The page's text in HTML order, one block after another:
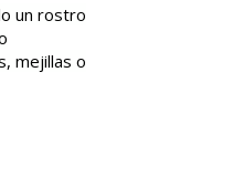
un rostro
mejillas o